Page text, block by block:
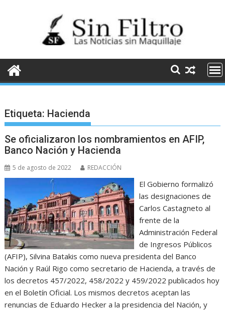
Etiqueta: Hacienda
Se oficializaron los nombramientos en AFIP,
Banco Nación y Hacienda
5 de agosto de 2022 REDACCIÓN
El Gobierno formalizó
las designaciones de
Carlos Castagneto al
frente de la
Administración Federal
de Ingresos Públicos
(AFIP), Silvina Batakis como nueva presidenta del Banco
Nación y Raúl Rigo como secretario de Hacienda, a través de
los decretos 457/2022, 458/2022 y 459/2022 publicados hoy
en el Boletín Oficial. Los mismos decretos aceptan las
renuncias de Eduardo Hecker a la presidencia del Nación, y